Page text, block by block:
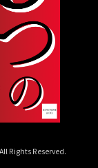
Rights Reserved.